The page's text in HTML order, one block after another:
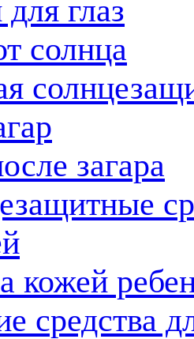
глаз
солнца
загара
кожей
средства